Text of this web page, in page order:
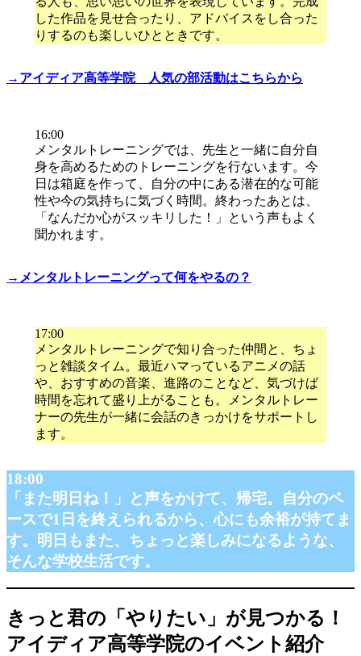
した作品を見せ合ったり、アドバイスをし合った
りするのも楽しいひとときです。
→アイディア高等学院 人気の部活動はこちらから
16:00
メンタルトレーニングでは、先生と一緒に自分自
身を高めるためのトレーニングを行ないます。今
日は箱庭を作って、自分の中にある潜在的な可能
性や今の気持ちに気づく時間。終わったあとは、
「なんだか心がスッキリした！」という声もよく
聞かれます。
→メンタルトレーニングって何をやるの？
17:00
メンタルトレーニングで知り合った仲間と、ちょ
っと雑談タイム。最近ハマっているアニメの話
や、おすすめの音楽、進路のことなど、気づけば
時間を忘れて盛り上がることも。メンタルトレー
ナーの先生が一緒に会話のきっかけをサポートし
ます。
18:00
「また明日ね！」と声をかけて、帰宅。自分のペ
ースで1日を終えられるから、心にも余裕が持てま
す。明日もまた、ちょっと楽しみになるような、
そんな学校生活です。
きっと君の「やりたい」が見つかる！
アイディア高等学院のイベント紹介